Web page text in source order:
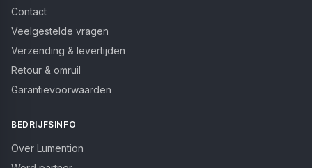
Contact
Veelgestelde vragen
Verzending & levertijden
Retour & omruil
Garantievoorwaarden
BEDRIJFSINFO
Over Lumention